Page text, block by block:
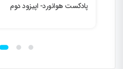
پادکست هوانورد- اپیزود دوم